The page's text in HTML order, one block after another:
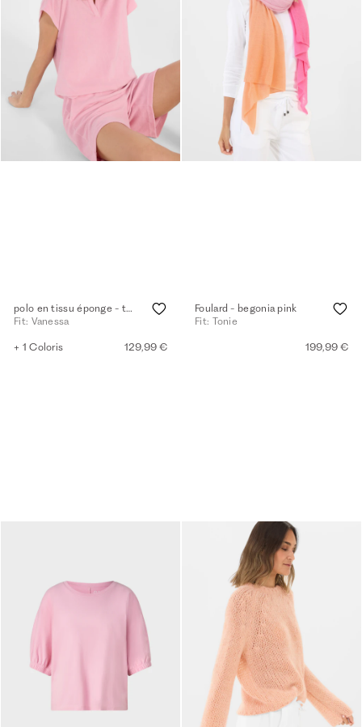
polo en tissu éponge - tea rose
Fit: Vanessa
+ 1 Coloris 129,99 €
Foulard - begonia pink
Fit: Tonie
199,99 €